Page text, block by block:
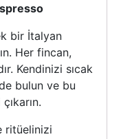
bir İtalyan
Her fincan,
Kendinizi sıcak
bulun ve bu
ritüelinizi